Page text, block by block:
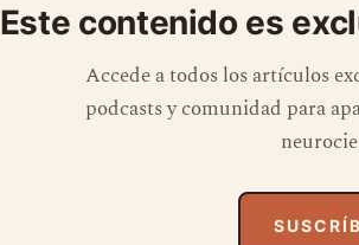
Este contenido es
Accede a todos los artículos
podcasts y comunidad para